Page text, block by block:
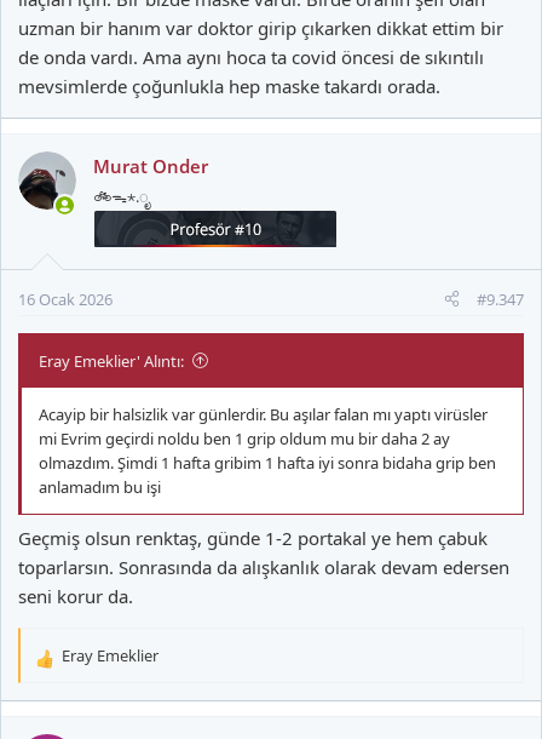
uzman bir hanım var doktor girip çıkarken dikkat ettim bir
de onda vardı. Ama aynı hoca ta covid öncesi de sıkıntılı
mevsimlerde çoğunlukla hep maske takardı orada.
Murat Onder
🚲ᯓ⋆.ೃ
16 Ocak 2026 #9.347
Eray Emeklier' Alıntı:
Acayip bir halsizlik var günlerdir. Bu aşılar falan mı yaptı virüsler
mi Evrim geçirdi noldu ben 1 grip oldum mu bir daha 2 ay
olmazdım. Şimdi 1 hafta gribim 1 hafta iyi sonra bidaha grip ben
anlamadım bu işi
Geçmiş olsun renktaş, günde 1-2 portakal ye hem çabuk
toparlarsın. Sonrasında da alışkanlık olarak devam edersen
seni korur da.
T
Eray Emeklier